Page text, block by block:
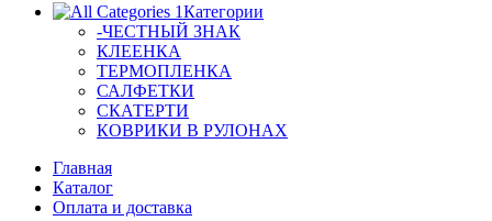
Категории
-ЧЕСТНЫЙ ЗНАК
КЛЕЕНКА
ТЕРМОПЛЕНКА
САЛФЕТКИ
СКАТЕРТИ
КОВРИКИ В РУЛОНАХ
Главная
Каталог
Оплата и доставка